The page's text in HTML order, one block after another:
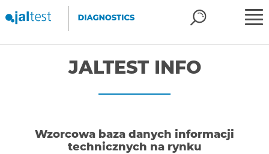
JALTEST INFO
Wzorcowa baza danych informacji
technicznych na rynku